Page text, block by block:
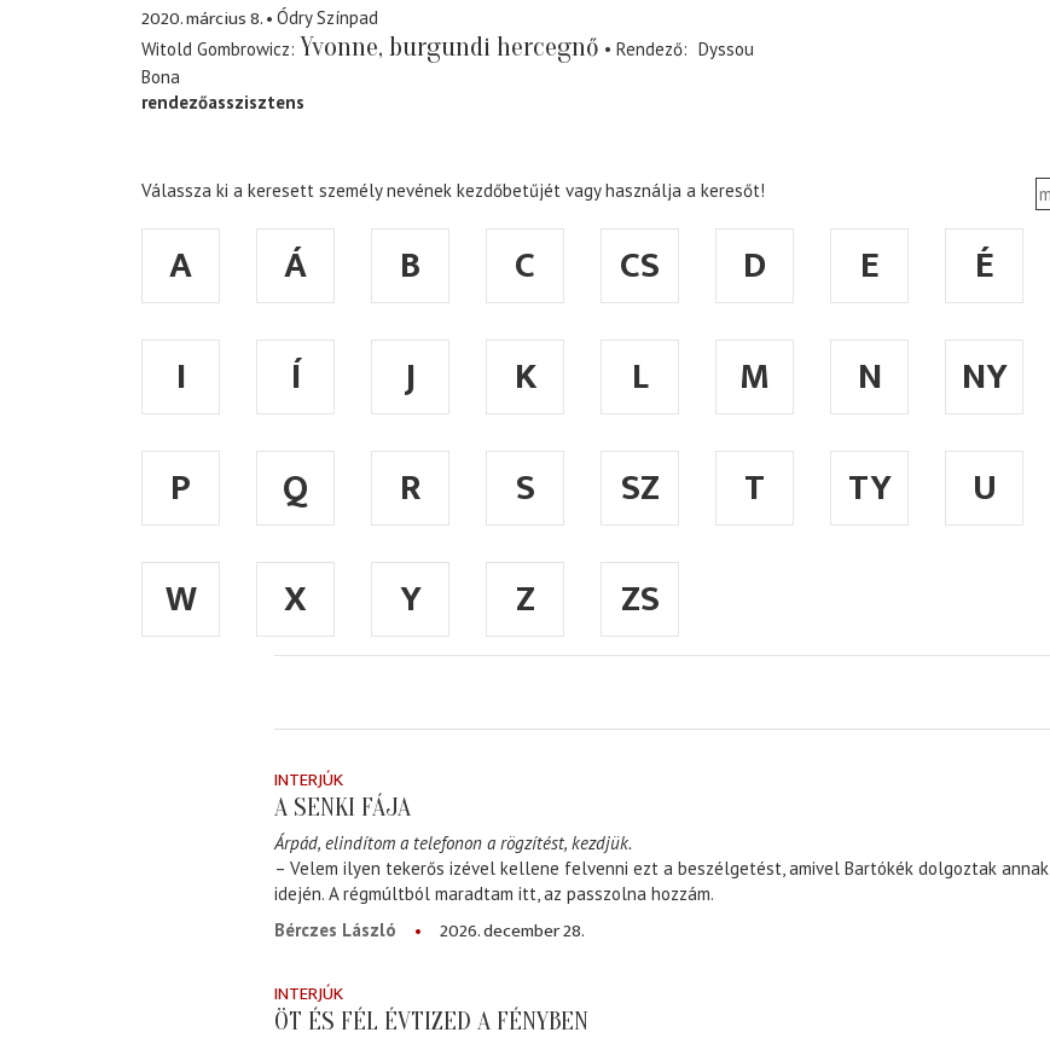
2020. március 8.
Ódry Színpad
Witold Gombrowicz Yvonne, burgundi hercegnő Rendező
Dyssou
Bona
rendezőasszisztens
Válassza ki a keresett személy nevének kezdőbetűjét vagy használja a keresőt!
A Á B C CS D E É
I
Í J K L M N NY
P
Q R S SZ T TY U
W
X Y Z ZS
INTERJÚK
A SENKI FÁJA
Árpád, elindítom a telefonon a rögzítést, kezdjük.
– Velem ilyen tekerős izével kellene felvenni ezt a beszélgetést, amivel Bartókék dolgoztak annak
idején. A régmúltból maradtam itt, az passzolna hozzám.
Bérczes László
2026. december 28.
INTERJÚK
ÖT ÉS FÉL ÉVTIZED A FÉNYBEN